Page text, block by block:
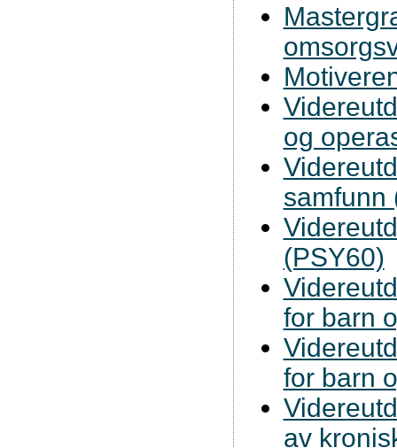
og
samfunn
(PSY60)
for barn
for barn
av